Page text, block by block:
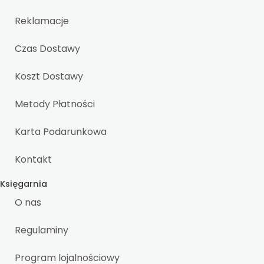
Reklamacje
Czas Dostawy
Koszt Dostawy
Metody Płatności
Karta Podarunkowa
Kontakt
Księgarnia
O nas
Regulaminy
Program lojalnościowy